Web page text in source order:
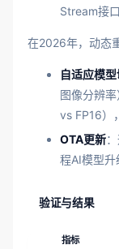
Stream接
在2026年，动态
自适应模
图像分辨
vs FP16）
OTA更新
程AI模型升
验证与结果
指标